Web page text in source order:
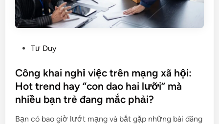
Tư Duy
Công khai nghỉ việc trên mạng xã hội:
Hot trend hay “con dao hai lưỡi” mà
nhiều bạn trẻ đang mắc phải?
Bạn có bao giờ lướt mạng và bắt gặp những bài đăng